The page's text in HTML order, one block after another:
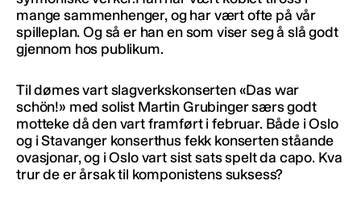
mange sammenhenger, og har vært ofte på vår
spilleplan. Og så er han en som viser seg å slå godt
gjennom hos publikum.
Til dømes vart slagverkskonserten «Das war
schön!» med solist Martin Grubinger særs godt
motteke då den vart framført i februar. Både i Oslo
og i Stavanger konserthus fekk konserten ståande
ovasjonar, og i Oslo vart sist sats spelt da capo. Kva
trur de er årsak til komponistens suksess?